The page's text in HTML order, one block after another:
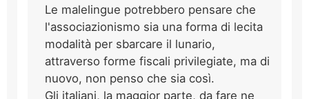
Le malelingue potrebbero pensare che
l'associazionismo sia una forma di lecita
modalità per sbarcare il lunario,
attraverso forme fiscali privilegiate, ma di
nuovo, non penso che sia così.
Gli italiani, la maggior parte, da fare ne